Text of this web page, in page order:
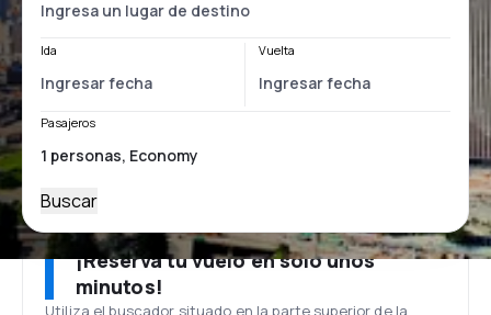
Ida Vuelta
Pasajeros
Buscar
¡Reserva tu vuelo en solo unos
minutos!
Utiliza el buscador situado en la parte superior de la